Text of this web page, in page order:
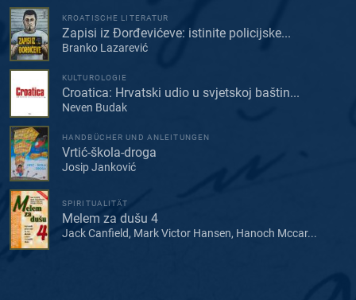
KROATISCHE LITERATUR
Zapisi iz Đorđevićeve: istinite policijske...
Branko Lazarević
KULTUROLOGIE
Croatica: Hrvatski udio u svjetskoj baštin...
Neven Budak
HANDBÜCHER UND ANLEITUNGEN
Vrtić-škola-droga
Josip Janković
SPIRITUALITÄT
Melem za dušu 4
Jack Canfield, Mark Victor Hansen, Hanoch Mccar...